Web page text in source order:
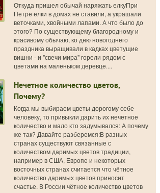
Откуда пришел обычай наряжать елкуПри
Петре елки в домах не ставили, а украшали
веточками, хвойными лапами. А что было до
этого? По существующему благородному и
красивому обычаю, ко дню новогоднего
праздника выращивали в кадках цветущие
вишни - и "свечи мира" горели рядом с
цветами на маленьком деревце....
Нечетное количество цветов,
Почему?
Когда мы выбираем цветы дорогому себе
человеку, то привыкли дарить их нечетное
количество и мало кто задумывался: А почему
же так? Давайте разберемся:В разных
странах существуют связанные с
количеством даримых цветов традиции,
например в США, Европе и некоторых
восточных странах считается что чётное
количество даримых цветов приносит
счастье. В России чётное количество цветов